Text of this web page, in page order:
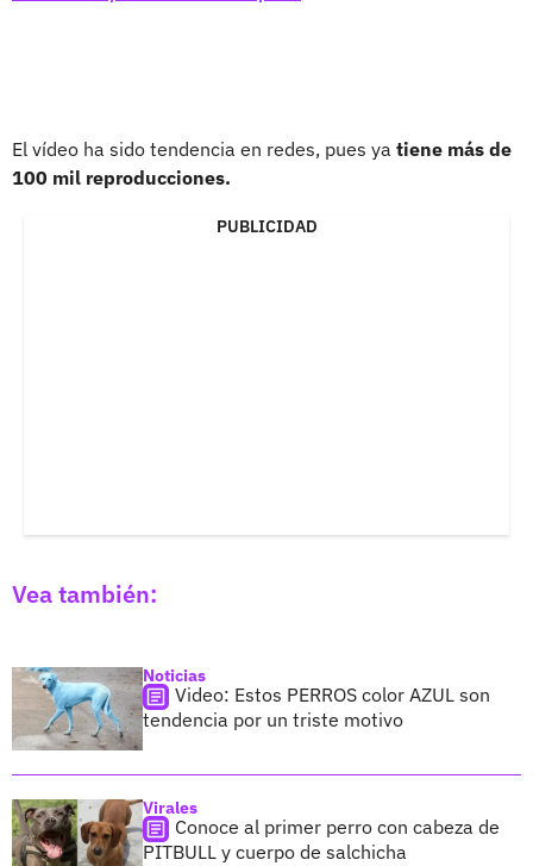
El vídeo ha sido tendencia en redes, pues ya tiene más de
100 mil reproducciones.
PUBLICIDAD
Vea también:
Noticias
Video: Estos PERROS color AZUL son
tendencia por un triste motivo
Virales
Conoce al primer perro con cabeza de
PITBULL y cuerpo de salchicha